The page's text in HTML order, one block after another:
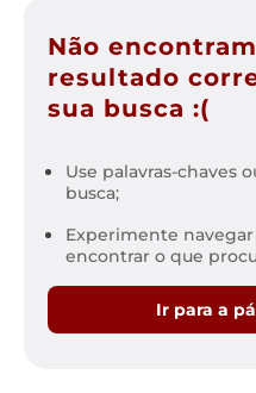
Não
resultado
sua busca :(
Use palavras-chaves
busca;
Experimente
encontrar o que
Ir para a